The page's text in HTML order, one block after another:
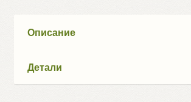
Описание
Детали